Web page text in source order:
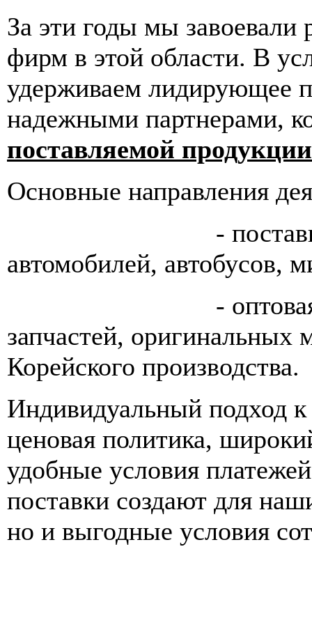
За эти годы мы
фирм в этой области. В
удерживаем лидирующее
надежными партнерами,
поставляемой
Основные направления
- поставка
автомобилей, автобусов,
- оптовая и
запчастей,
Корейского производства.
Индивидуальный подход
ценовая политика,
удобные условия
поставки создают для
но и выгодные условия